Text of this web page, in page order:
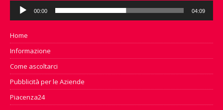
Audio
Player
00:00 04:09
Home
Informazione
Come ascoltarci
Pubblicità per le Aziende
Piacenza24